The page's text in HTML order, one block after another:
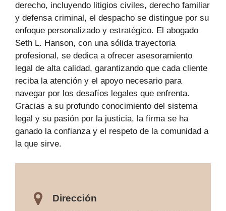
derecho, incluyendo litigios civiles, derecho familiar
y defensa criminal, el despacho se distingue por su
enfoque personalizado y estratégico. El abogado
Seth L. Hanson, con una sólida trayectoria
profesional, se dedica a ofrecer asesoramiento
legal de alta calidad, garantizando que cada cliente
reciba la atención y el apoyo necesario para
navegar por los desafíos legales que enfrenta.
Gracias a su profundo conocimiento del sistema
legal y su pasión por la justicia, la firma se ha
ganado la confianza y el respeto de la comunidad a
la que sirve.
Dirección